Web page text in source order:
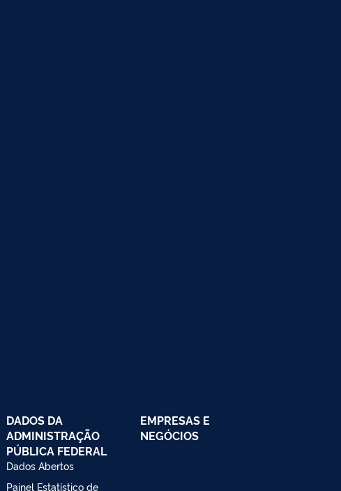
DADOS DA
ADMINISTRAÇÃO
PÚBLICA FEDERAL
Dados Abertos
Painel Estatístico de
EMPRESAS E
NEGÓCIOS